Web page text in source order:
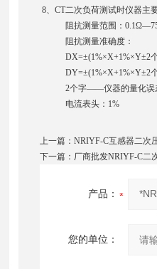
8、CT二次负荷测试时仪器主
阻抗测量范围：
阻抗测量准确度：
DX=±(1%×X+1%×Y±2
DY=±(1%×X+1%×Y±2
2个字——仪器的量化误
电流表头：1%
上一篇： NRIYF-C互感器二次
下一篇： 厂商批发NRIYF-C二
产品：
您的单位：